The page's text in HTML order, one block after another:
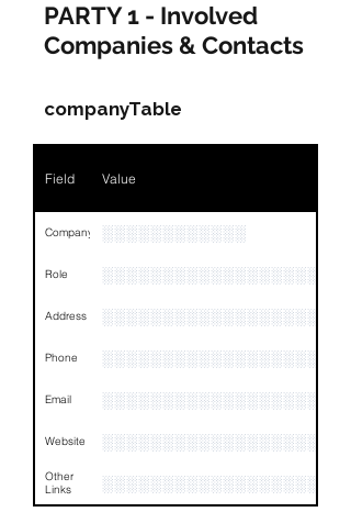
PARTY 1 - Involved
Companies & Contacts
companyTable
Field Value
Company ░░░░░░░░░░░░
Role
Address
Phone
Email
Website ░░░░░░░░░░░░░░░░░░░░
Other
Links